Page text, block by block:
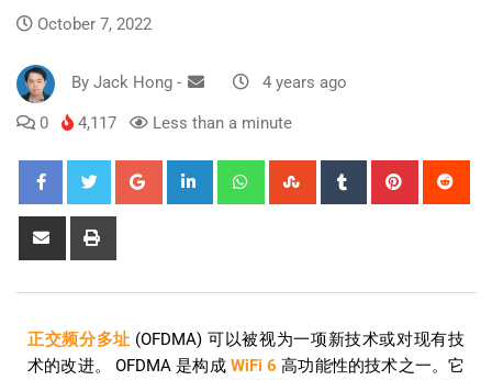
October 7, 2022
By Jack Hong - 4 years ago
0 4,117 Less than a minute
正交频分多址 (OFDMA) 可以被视为一项新技术或对现有技
术的改进。 OFDMA 是构成 WiFi 6 高功能性的技术之一。它